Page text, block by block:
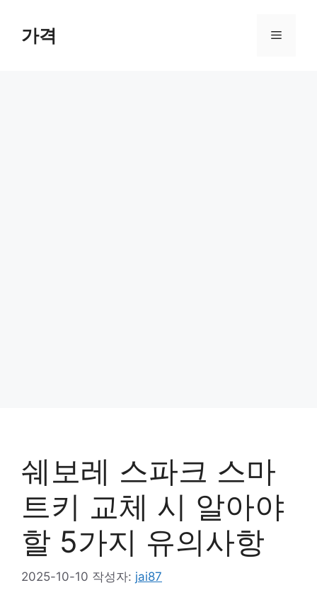
가격 메
쉐보레 스파크 스마
트키 교체 시 알아야
할 5가지 유의사항
2025-10-10 작성자: jai87